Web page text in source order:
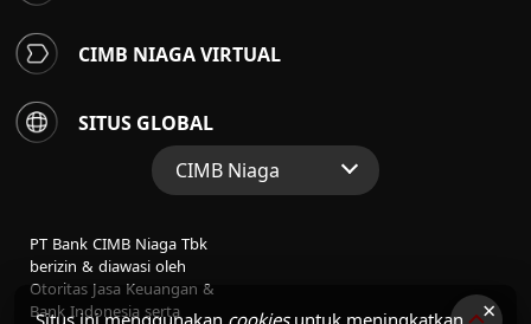
×
Situs ini menggunakan cookiesuntuk meningkatkan
CIMB NIAGA VIRTUAL
SITUS GLOBAL
CIMB Niaga
Perbankan Konsumen
Perbankan Syariah
PT Bank CIMB Niaga Tbk
berizin & diawasi oleh
Otoritas Jasa Keuangan &
Bank Indonesia serta